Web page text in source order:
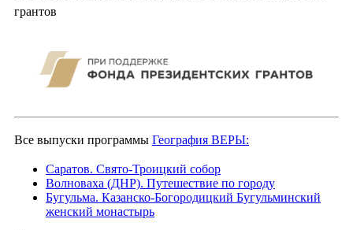
грантов
Все выпуски программы География ВЕРЫ:
Саратов. Свято-Троицкий собор
Волноваха (ДНР). Путешествие по городу
Бугульма. Казанско-Богородицкий Бугульминский
женский монастырь